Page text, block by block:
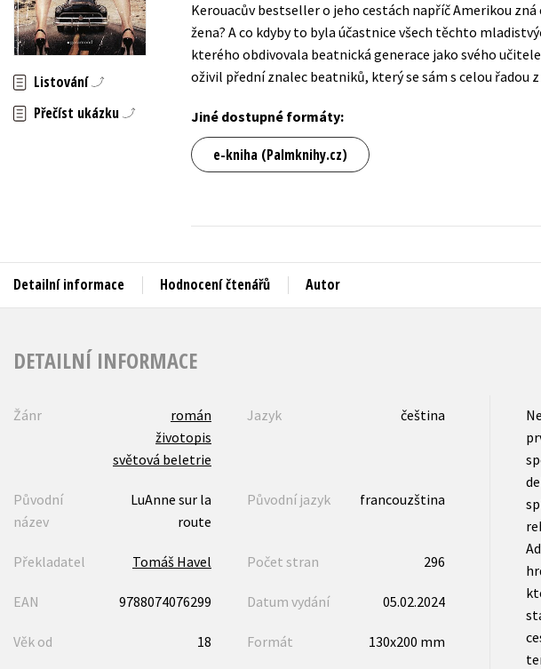
Beletrie pro děti
Beletrie pro dospělé
Byznys a ekonomie
Jazyky
Kalendáře
Kariéra a osobní rozvoj
Komiks
Populárně -
Předškoláci
Listování
Přečíst ukázku
Kerouacův bestseller o jeho cestách napříč Amerikou
žena? A co kdyby to byla účastnice všech těchto
kterého obdivovala beatnická generace jako svého
oživil přední znalec beatniků, který se sám s celou
Jiné dostupné formáty:
e-kniha (Palmknihy.cz)
Detailní informace Hodnocení čtenářů Autor
DETAILNÍ INFORMACE
Žánr
román
životopis
světová beletrie
Jazyk čeština
Původní
název
LuAnne sur la
route
Původní jazyk francouzština
Překladatel Tomáš Havel Počet stran 296
EAN 9788074076299 Datum vydání 05.02.2024
Věk od 18 Formát 130x200 mm